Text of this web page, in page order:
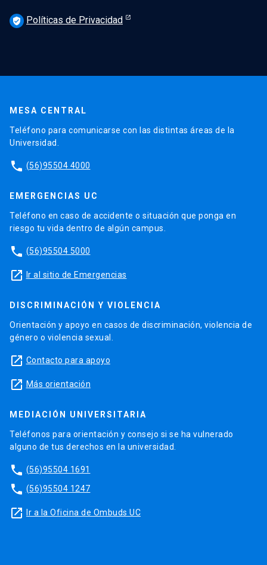
verified_user Políticas de Privacidad
MESA CENTRAL
Teléfono para comunicarse con las distintas áreas de la
Universidad.
phone (56)95504 4000
EMERGENCIAS UC
Teléfono en caso de accidente o situación que ponga en
riesgo tu vida dentro de algún campus.
phone (56)95504 5000
launch Ir al sitio de Emergencias
DISCRIMINACIÓN Y VIOLENCIA
Orientación y apoyo en casos de discriminación, violencia de
género o violencia sexual.
launch Contacto para apoyo
launch Más orientación
MEDIACIÓN UNIVERSITARIA
Teléfonos para orientación y consejo si se ha vulnerado
alguno de tus derechos en la universidad.
phone (56)95504 1691
phone (56)95504 1247
launch Ir a la Oficina de Ombuds UC